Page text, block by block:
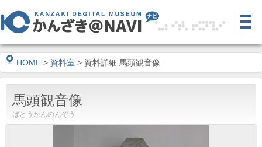
HOME > 資料室 > 資料詳細 馬頭観音像
馬頭観音像
ばとうかんのんぞう